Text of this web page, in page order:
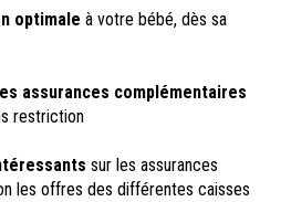
optimale à votre bébé, dès sa
assurances complémentaires
restriction
sur les assurances
les offres des différentes caisses